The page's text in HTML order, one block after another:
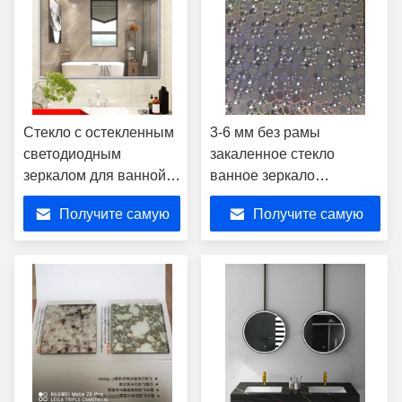
Стекло с остекленным
светодиодным
зеркалом для ванной 5
мм
Получите самую
3-6 мм без рамы
закаленное стекло
ванное зеркало
антиржавая краска с
полированным краем
Получите самую